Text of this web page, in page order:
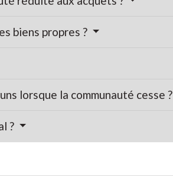
biens propres ?
lorsque la communauté cesse ?
?